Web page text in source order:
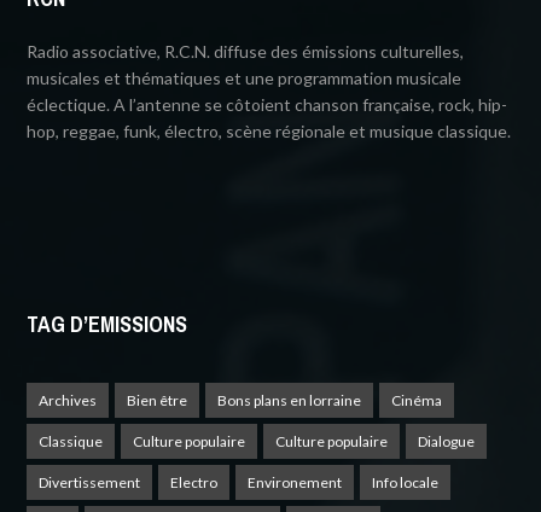
Radio associative, R.C.N. diffuse des émissions culturelles,
musicales et thématiques et une programmation musicale
éclectique. A l’antenne se côtoient chanson française, rock, hip-
hop, reggae, funk, électro, scène régionale et musique classique.
TAG D’EMISSIONS
Archives Bien être Bons plans en lorraine Cinéma
Classique Culture populaire Culture populaire Dialogue
Divertissement Electro Environement Info locale